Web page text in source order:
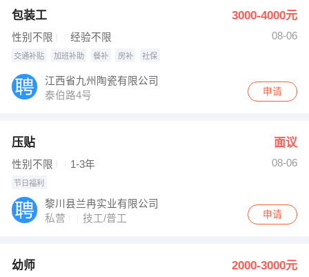
包装工 3000-4000元
性别不限 经验不限 08-06
交通补贴 加班补助 餐补 房补 社保
江西省九州陶瓷有限公司
泰伯路4号
申请
压贴 面议
性别不限 1-3年 08-06
节日福利
黎川县兰冉实业有限公司
私营
技工/普工 申请
幼师 2000-3000元